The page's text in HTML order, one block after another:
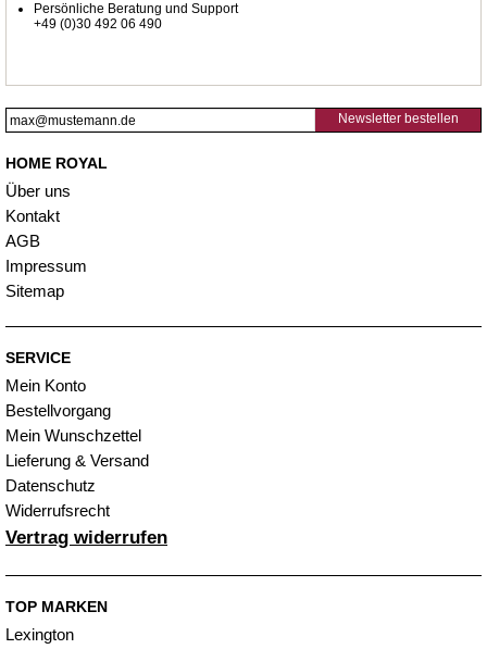
Persönliche Beratung und Support
+49 (0)30 492 06 490
Newsletter bestellen
HOME ROYAL
Über uns
Kontakt
AGB
Impressum
Sitemap
SERVICE
Mein Konto
Bestellvorgang
Mein Wunschzettel
Lieferung & Versand
Datenschutz
Widerrufsrecht
Vertrag widerrufen
TOP MARKEN
Lexington